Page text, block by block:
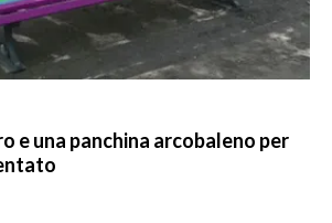
e una panchina arcobaleno per